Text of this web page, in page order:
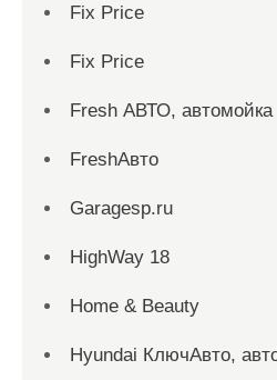
Fix Price
Fix Price
Fresh АВТО, автомойка
FreshАвто
Garagesp.ru
HighWay 18
Home & Beauty
Hyundai КлючАвто,